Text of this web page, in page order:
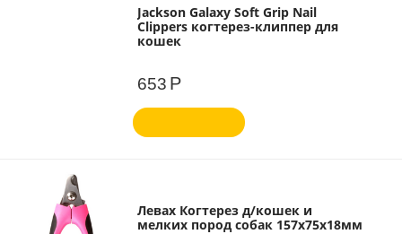
Jackson Galaxy Soft Grip Nail
Clippers когтерез-клиппер для
кошек
653 Р
Левах Когтерез д/кошек и
мелких пород собак 157х75х18мм